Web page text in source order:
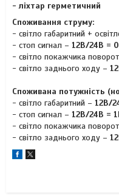
- ліхтар герметичний
Споживання струму:
- світло габаритний +
- стоп сигнал – 12В/24В =
- світло покажчика
- світло заднього ходу –
Споживана потужність
- світло габаритний – 12В/
- стоп сигнал – 12В/24В =
- світло покажчика
- світло заднього ходу –